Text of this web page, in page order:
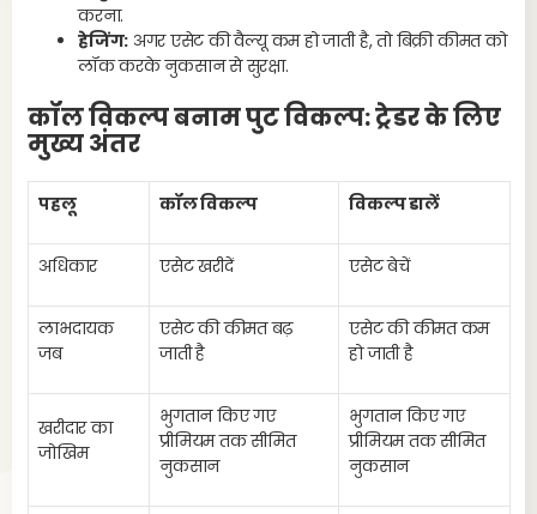
करना.
हेजिंग: अगर एसेट की वैल्यू कम हो जाती है, तो बिक्री कीमत को
लॉक करके नुकसान से सुरक्षा.
कॉल विकल्प बनाम पुट विकल्प: ट्रेडर के लिए
मुख्य अंतर
पहलू कॉल विकल्प विकल्प डालें
अधिकार एसेट खरीदें एसेट बेचें
लाभदायक
जब
एसेट की कीमत बढ़
जाती है
एसेट की कीमत कम
हो जाती है
खरीदार का
जोखिम
भुगतान किए गए
प्रीमियम तक सीमित
नुकसान
भुगतान किए गए
प्रीमियम तक सीमित
नुकसान